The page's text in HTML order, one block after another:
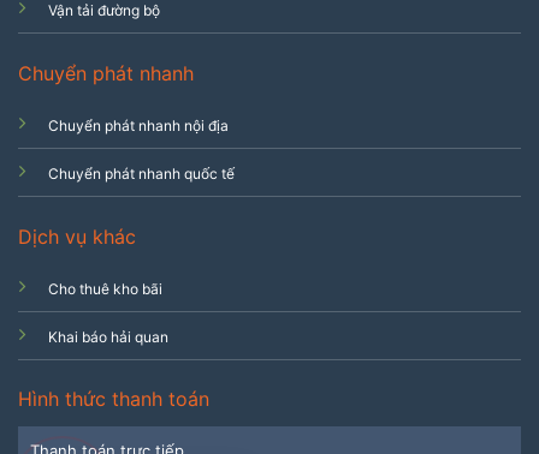
Vận tải đường bộ
Chuyển phát nhanh
Chuyển phát nhanh nội địa
Chuyển phát nhanh quốc tế
Dịch vụ khác
Cho thuê kho bãi
Khai báo hải quan
Hình thức thanh toán